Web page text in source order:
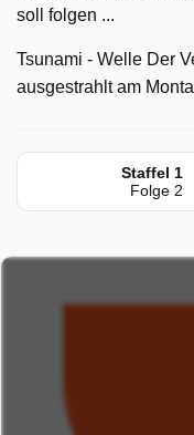
soll folgen ...
Tsunami - Welle Der
ausgestrahlt am
Staffel 1
Folge 2